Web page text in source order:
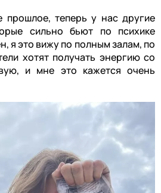
прошлое, теперь у нас другие
сильно бьют по психике
я это вижу по полным залам, по
хотят получать энергию со
и мне это кажется очень